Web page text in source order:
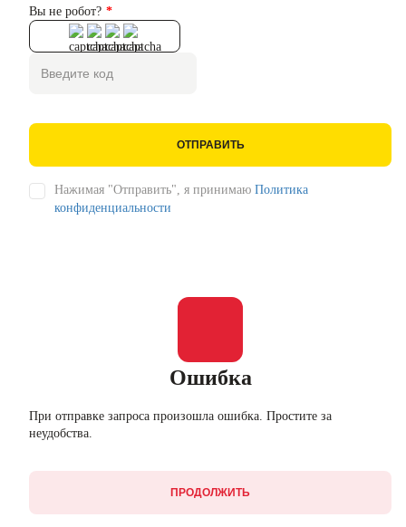
Вы не робот?
ОТПРАВИТЬ
Нажимая "Отправить", я принимаю Политика
конфиденциальности
Ошибка
При отправке запроса произошла ошибка. Простите за
неудобства.
ПРОДОЛЖИТЬ